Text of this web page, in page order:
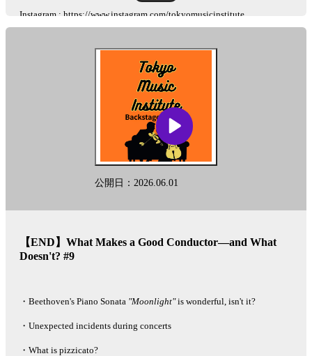
Instagram : https://www.instagram.com/tokyomusicinstitute
be some differences in translation, such as proper nouns.
for privacy information.
公開日：2026.06.01
【END】What Makes a Good Conductor—and What
Doesn't? #9
・Beethoven's Piano Sonata "Moonlight"is wonderful, isn't it?
・Unexpected incidents during concerts
・What is pizzicato?